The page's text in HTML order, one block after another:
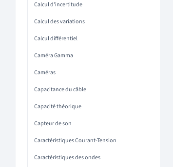
Calcul d'incertitude
Calcul des variations
Calcul différentiel
Caméra Gamma
Caméras
Capacitance du câble
Capacité théorique
Capteur de son
Caractéristiques Courant-Tension
Caractéristiques des ondes